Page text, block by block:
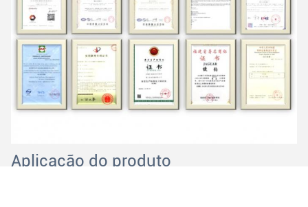
Aplicação do produto